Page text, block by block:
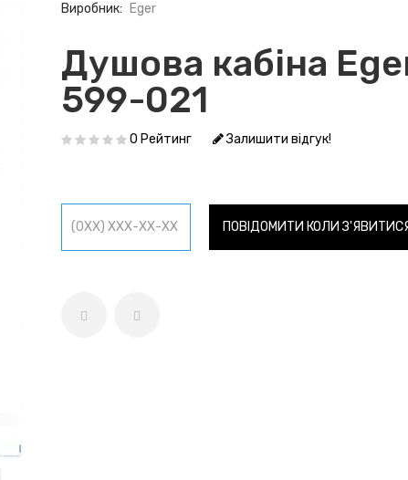
Виробник:
Eger
Душова кабіна
599-021
0 Рейтинг Залишити відгук!
ПОВІДОМИТИ КОЛИ